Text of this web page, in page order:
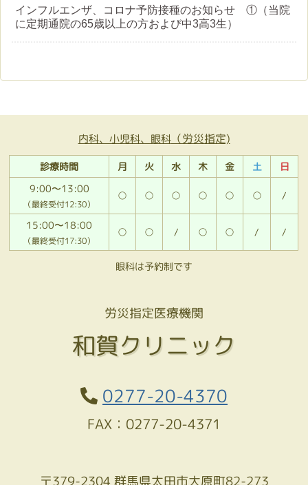
インフルエンザ、コロナ予防接種のお知らせ ①（当院
に定期通院の65歳以上の方および中3高3生）
内科、小児科、眼科（労災指定)
診療時間 月 火 水 木 金 土
日
9:00〜13:00
（最終受付12:30）
○ ○ ○ ○ ○ ○ /
15:00〜18:00
（最終受付17:30）
○ ○ / ○ ○ / /
眼科は予約制です
労災指定医療機関
和賀クリニック
0277-20-4370
FAX：0277-20-4371
〒379-2304 群馬県太田市大原町82-273